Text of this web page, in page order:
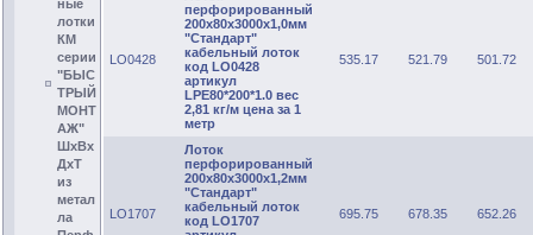
ные
лотки
КМ
серии
"БЫС
ТРЫЙ
МОНТ
АЖ"
ШхВх
ДхТ
из
метал
ла
LO0428
перфорированный
200х80х3000х1,0мм
"Стандарт"
кабельный лоток
код LO0428
артикул
LPE80*200*1.0 вес
2,81 кг/м цена за 1
метр
535.17 521.79 501.72
LO1707
Лоток
перфорированный
200х80х3000х1,2мм
"Стандарт"
кабельный лоток
код LO1707
695.75 678.35 652.26